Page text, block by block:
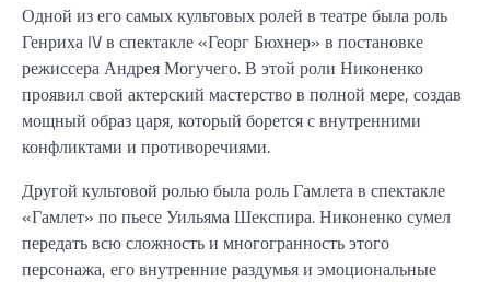
Одной из его самых культовых ролей в театре была роль
Генриха IV в спектакле «Георг Бюхнер» в постановке
режиссера Андрея Могучего. В этой роли Никоненко
проявил свой актерский мастерство в полной мере, создав
мощный образ царя, который борется с внутренними
конфликтами и противоречиями.
Другой культовой ролью была роль Гамлета в спектакле
«Гамлет» по пьесе Уильяма Шекспира. Никоненко сумел
передать всю сложность и многогранность этого
персонажа, его внутренние раздумья и эмоциональные